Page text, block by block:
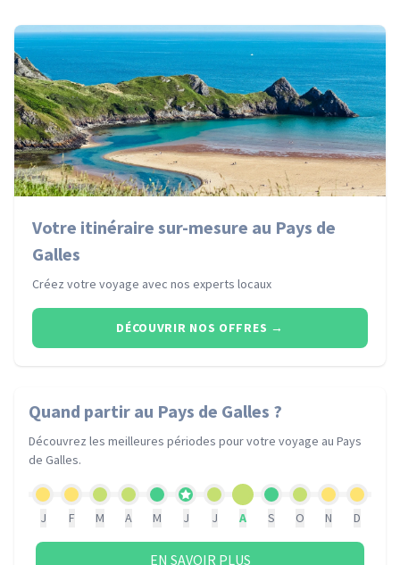
Votre itinéraire sur-mesure au Pays de
Galles
Créez votre voyage avec nos experts locaux
DÉCOUVRIR NOS OFFRES →
Quand partir au Pays de Galles ?
Découvrez les meilleures périodes pour votre voyage au Pays
de Galles.
J F M A M J J A S O N D
EN SAVOIR PLUS